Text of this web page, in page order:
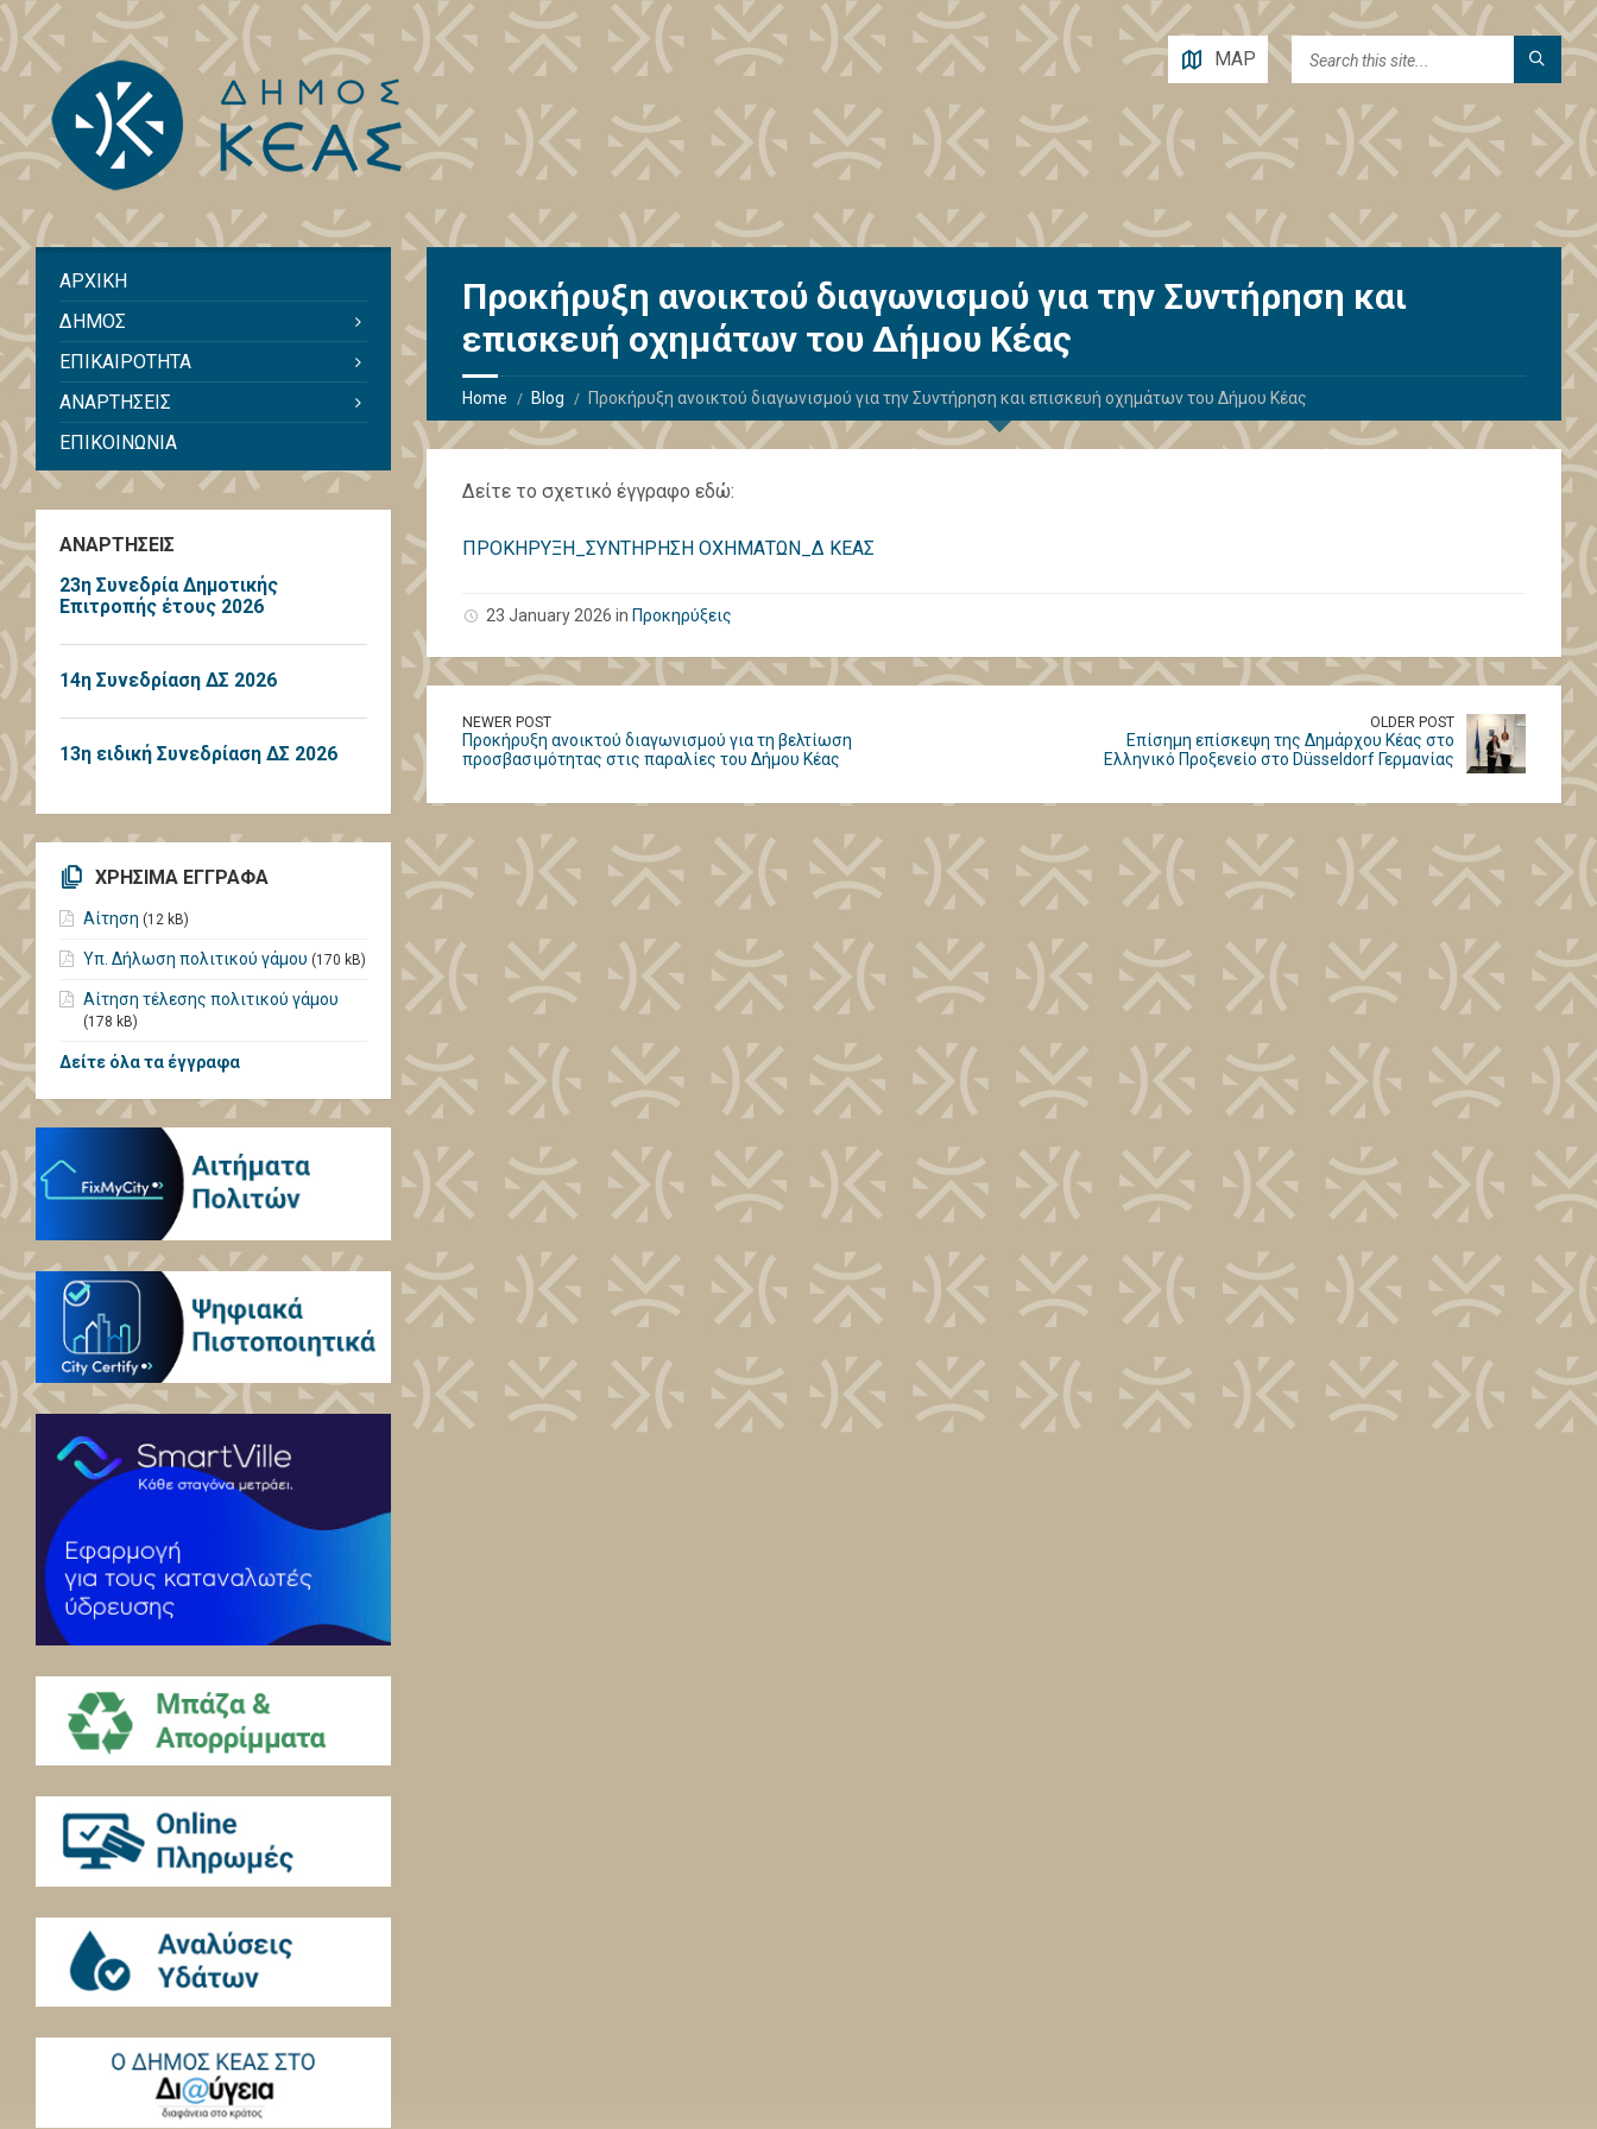
MAP
Προκήρυξη ανοικτού διαγωνισμού για την Συντήρηση και
επισκευή οχημάτων του Δήμου Κέας
Home Blog Προκήρυξη ανοικτού διαγωνισμού για την Συντήρηση και επισκευή οχημάτων του Δήμου Κέας
Δείτε το σχετικό έγγραφο εδώ:
ΠΡΟΚΗΡΥΞΗ_ΣΥΝΤΗΡΗΣΗ ΟΧΗΜΑΤΩΝ_Δ ΚΕΑΣ
23 January 2026 in Προκηρύξεις
NEWER POST
Προκήρυξη ανοικτού διαγωνισμού για τη βελτίωση
προσβασιμότητας στις παραλίες του Δήμου Κέας
OLDER POST
Επίσημη επίσκεψη της Δημάρχου Κέας στο
Ελληνικό Προξενείο στο Düsseldorf Γερμανίας
ΑΡΧΙΚΗ
ΔΗΜΟΣ
ΕΠΙΚΑΙΡΟΤΗΤΑ
ΑΝΑΡΤΗΣΕΙΣ
ΕΠΙΚΟΙΝΩΝΙΑ
ΑΝΑΡΤΗΣΕΙΣ
23η Συνεδρία Δημοτικής
Επιτροπής έτους 2026
14η Συνεδρίαση ΔΣ 2026
13η ειδική Συνεδρίαση ΔΣ 2026
ΧΡΗΣΙΜΑ ΕΓΓΡΑΦΑ
Αίτηση (12 kB)
Υπ. Δήλωση πολιτικού γάμου (170 kB)
Αίτηση τέλεσης πολιτικού γάμου
(178 kB)
Δείτε όλα τα έγγραφα